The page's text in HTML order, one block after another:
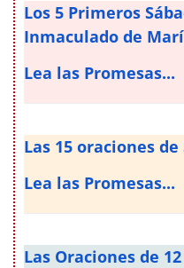
Los 5 Primeros
Inmaculado de
Lea las Promesas...
Las 15 oraciones
Lea las Promesas...
Las Oraciones de